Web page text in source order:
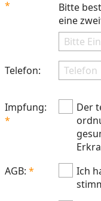
Bitte
eine
Telefon:
Impfung:
Der
AGB:
Ich